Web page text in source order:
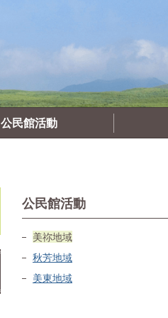
公民館活動
公民館活動
美祢地域
秋芳地域
美東地域